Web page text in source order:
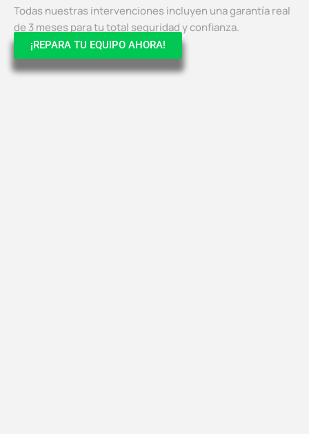
Todas nuestras intervenciones incluyen una garantía real
de 3 meses para tu total seguridad y confianza.
¡REPARA TU EQUIPO AHORA!